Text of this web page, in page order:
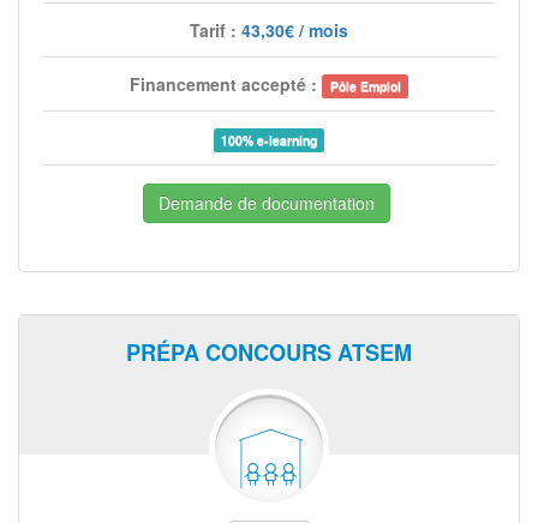
Tarif : 43,30€ / mois
Financement accepté : Pôle Emploi
100% e-learning
Demande de documentation
PRÉPA CONCOURS ATSEM